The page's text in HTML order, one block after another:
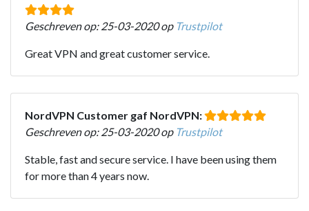
Geschreven op: 25-03-2020 op Trustpilot
Great VPN and great customer service.
NordVPN Customer gaf NordVPN:
Geschreven op: 25-03-2020 op Trustpilot
Stable, fast and secure service. I have been using them
for more than 4 years now.